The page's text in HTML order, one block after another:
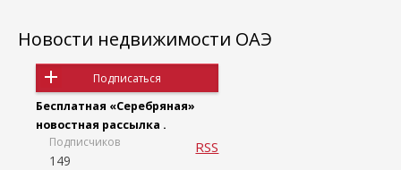
Новости недвижимости ОАЭ
Подписаться
Бесплатная «Серебряная»
новостная рассылка .
Подписчиков
149
RSS